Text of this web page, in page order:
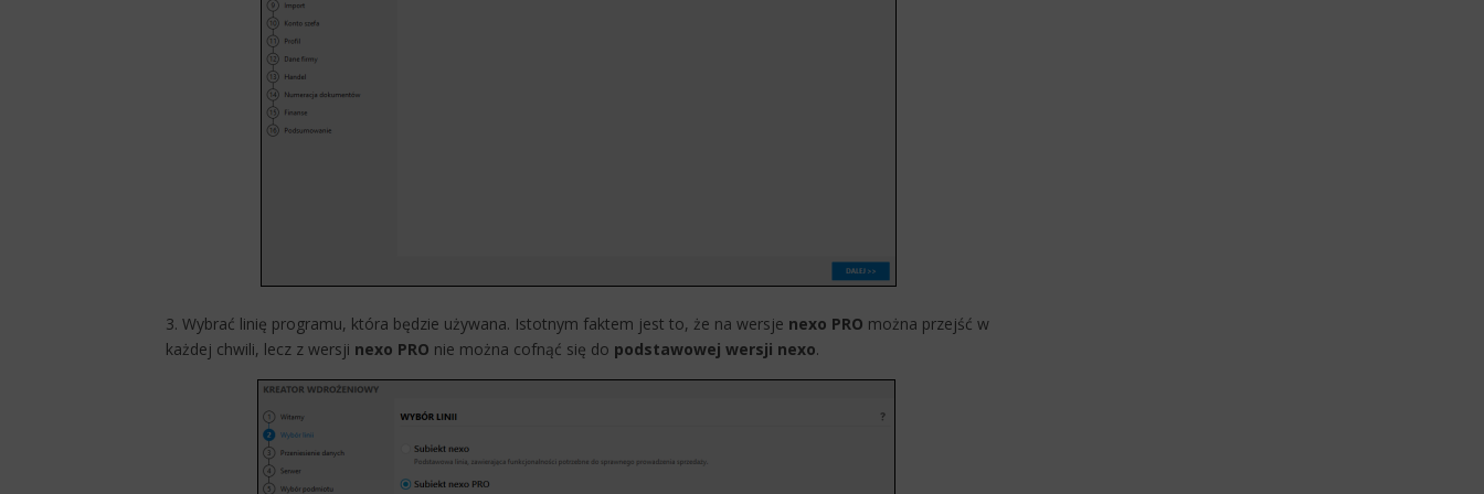
3. Wybrać linię programu, która będzie używana. Istotnym faktem jest to, że na wersje nexo PRO można przejść w
każdej chwili, lecz z wersji nexo PRO nie można cofnąć się do podstawowej wersji nexo.